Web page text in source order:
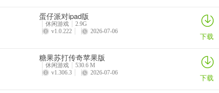
看起来笨重血厚的猪大厨一看就知道是个皮糙肉厚的角色，的确升到3
级别后就有很高的护甲，是我们可以作为培养的对象，且技能解锁都
属性：护甲2级、武器1级、车辆2级。
蛋仔派对ipad版
休闲游戏
2.9G
v1.0.222
2026-07-06 下载
糖果苏打传奇苹果版
休闲游戏
530.6 M
v1.306.3
2026-07-06 下载